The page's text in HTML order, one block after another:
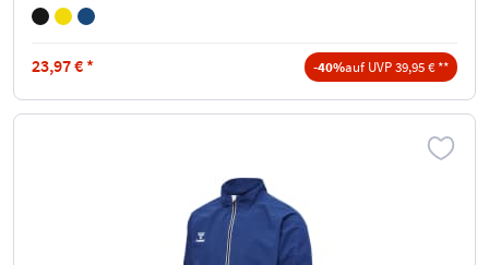
23,97€ * -40%auf UVP 39,95 € **